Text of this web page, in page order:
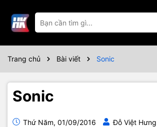
Trang chủ Bài viết Sonic
Sonic
Thứ Năm, 01/09/2016 Đỗ Việt Hưng